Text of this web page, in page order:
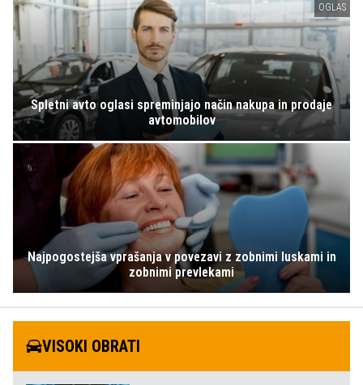
OGLAS
Spletni avto oglasi spreminjajo način nakupa in prodaje
avtomobilov
Najpogostejša vprašanja v povezavi z zobnimi luskami in
zobnimi prevlekami
VISOKI OBRATI